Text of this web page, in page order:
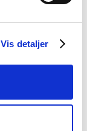
Vis detaljer